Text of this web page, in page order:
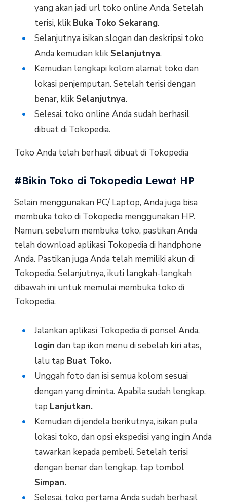
yang akan jadi url toko online Anda. Setelah
terisi, klik Buka Toko Sekarang.
Selanjutnya isikan slogan dan deskripsi toko
Anda kemudian klik Selanjutnya.
Kemudian lengkapi kolom alamat toko dan
lokasi penjemputan. Setelah terisi dengan
benar, klik Selanjutnya.
Selesai, toko online Anda sudah berhasil
dibuat di Tokopedia.
Toko Anda telah berhasil dibuat di Tokopedia
#Bikin Toko di Tokopedia Lewat HP
Selain menggunakan PC/ Laptop, Anda juga bisa
membuka toko di Tokopedia menggunakan HP.
Namun, sebelum membuka toko, pastikan Anda
telah download aplikasi Tokopedia di handphone
Anda. Pastikan juga Anda telah memiliki akun di
Tokopedia. Selanjutnya, ikuti langkah-langkah
dibawah ini untuk memulai membuka toko di
Tokopedia.
Jalankan aplikasi Tokopedia di ponsel Anda,
login dan tap ikon menu di sebelah kiri atas,
lalu tap Buat Toko.
Unggah foto dan isi semua kolom sesuai
dengan yang diminta. Apabila sudah lengkap,
tap Lanjutkan.
Kemudian di jendela berikutnya, isikan pula
lokasi toko, dan opsi ekspedisi yang ingin Anda
tawarkan kepada pembeli. Setelah terisi
dengan benar dan lengkap, tap tombol
Simpan.
Selesai, toko pertama Anda sudah berhasil